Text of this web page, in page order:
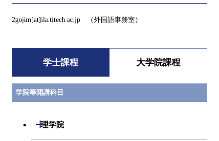
2gojim[at]ila.titech.ac.jp （外国語事務室）
学士課程 大学院課程
学院等開講科目
理学院
開閉